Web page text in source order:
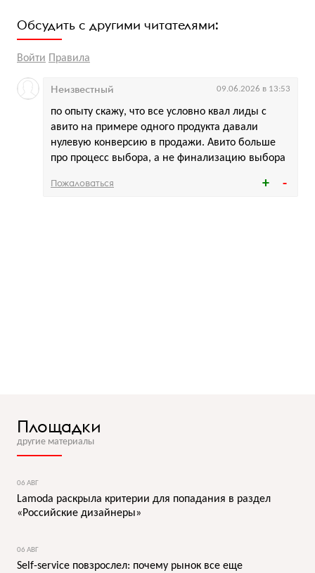
Обсудить с другими читателями:
Войти Правила
по опыту скажу, что все условно квал лиды с
авито на примере одного продукта давали
нулевую конверсию в продажи. Авито больше
про процесс выбора, а не финализацию выбора
Неизвестный 09.06.2026 в 13:53
Пожаловаться
Площадки
другие материалы
06 АВГ
Lamoda раскрыла критерии для попадания в раздел
«Российские дизайнеры»
06 АВГ
Self-service повзрослел: почему рынок все еще